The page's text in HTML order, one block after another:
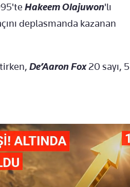
Hakeem Olajuwon'lı
deplasmanda kazanan
De’Aaron Fox20 sayı, 5